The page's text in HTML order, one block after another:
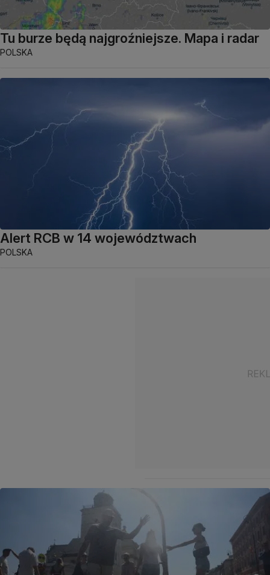
Tu burze będą najgroźniejsze. Mapa i radar
POLSKA
Alert RCB w 14 województwach
POLSKA